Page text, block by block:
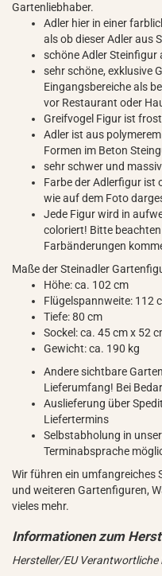
Gartenliebhaber.
Adler hier in einer
als ob dieser Adler aus
schöne Adler Steinfigur
sehr schöne, exklusive
Eingangsbereiche als
vor Restaurant oder
Greifvogel Figur ist
Adler ist aus
Formen im Beton
sehr schwer und
Farbe der Adlerfigur ist
wie auf dem Foto
Jede Figur wird in
coloriert! Bitte
Farbänderungen
Maße der Steinadler
Höhe: ca. 102 cm
Flügelspannweite: 112
Tiefe: 80 cm
Sockel: ca. 45 cm x 52
Gewicht: ca. 190 kg
Andere sichtbare
Lieferumfang! Bei
Auslieferung über
Liefertermins
Selbstabholung in
Terminabsprache
Wir führen ein umfangreiches
und weiteren Gartenfiguren,
vieles mehr.
Hersteller/EU Verantwortliche